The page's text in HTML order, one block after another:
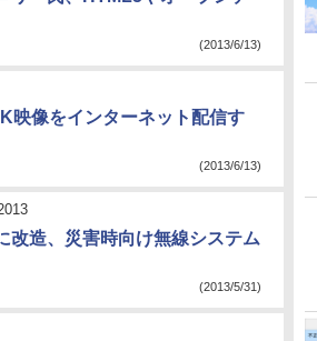
(2013/6/13)
映像をインターネット配信す
(2013/6/13)
改造、災害時向け無線システム
(2013/5/31)